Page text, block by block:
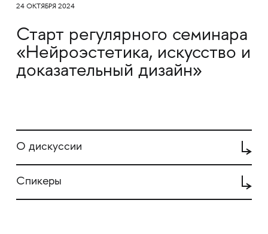
24 ОКТЯБРЯ 2024
Старт регулярного семинара
«Нейроэстетика, искусство и
доказательный дизайн»
О дискуссии
Спикеры